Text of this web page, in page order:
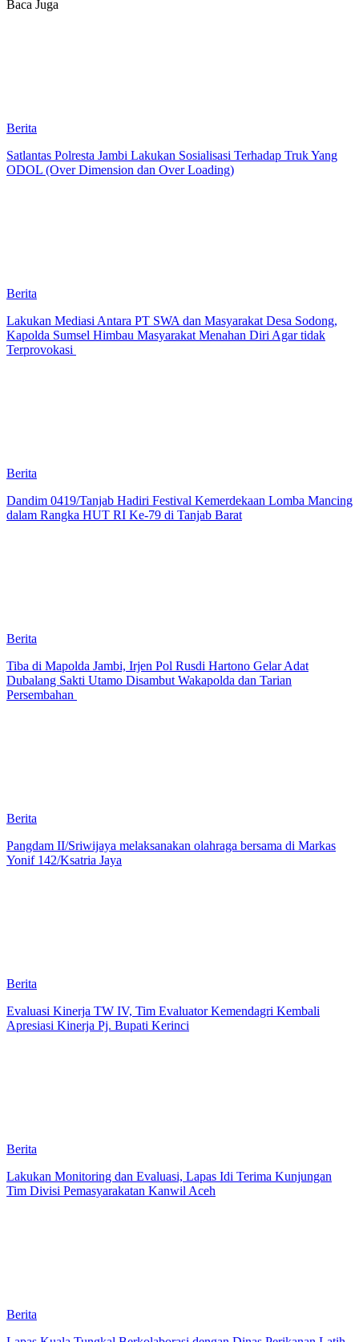
Baca Juga
Berita
Satlantas Polresta Jambi Lakukan Sosialisasi Terhadap Truk Yang
ODOL (Over Dimension dan Over Loading)
Berita
Lakukan Mediasi Antara PT SWA dan Masyarakat Desa Sodong,
Kapolda Sumsel Himbau Masyarakat Menahan Diri Agar tidak
Terprovokasi
Berita
Dandim 0419/Tanjab Hadiri Festival Kemerdekaan Lomba Mancing
dalam Rangka HUT RI Ke-79 di Tanjab Barat
Berita
Tiba di Mapolda Jambi, Irjen Pol Rusdi Hartono Gelar Adat
Dubalang Sakti Utamo Disambut Wakapolda dan Tarian
Persembahan
Berita
Pangdam II/Sriwijaya melaksanakan olahraga bersama di Markas
Yonif 142/Ksatria Jaya
Berita
Evaluasi Kinerja TW IV, Tim Evaluator Kemendagri Kembali
Apresiasi Kinerja Pj. Bupati Kerinci
Berita
Lakukan Monitoring dan Evaluasi, Lapas Idi Terima Kunjungan
Tim Divisi Pemasyarakatan Kanwil Aceh
Berita